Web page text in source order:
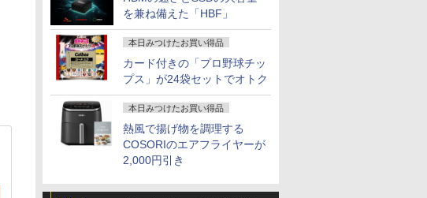
を兼ね備えた「HBF」
本日みつけたお買い得品
カード付きの「プロ野球チッ
プス」が24袋セットでオトク
本日みつけたお買い得品
熱風で揚げ物を調理する
COSORIのエアフライヤーが
2,000円引き